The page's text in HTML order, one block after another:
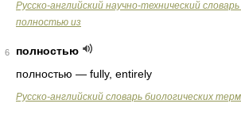
Русско-английский научно-технический
полностью из
6
полностью
полностью — fully, entirely
Русско-английский словарь биологических